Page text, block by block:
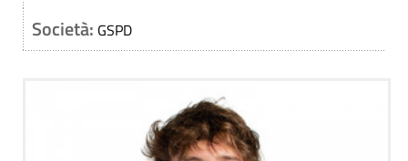
Società: GSPD